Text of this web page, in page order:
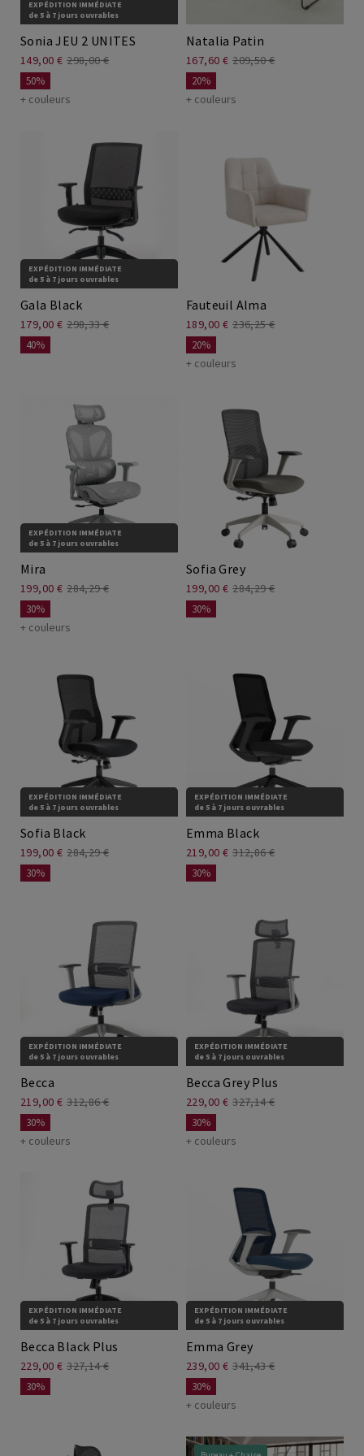
EXPÉDITION IMMÉDIATE
de 5 à 7 jours ouvrables
Sonia JEU 2 UNITES
149,00 € 298,00 €
50%
+ couleurs
Natalia Patin
167,60 € 209,50 €
20%
+ couleurs
EXPÉDITION IMMÉDIATE
de 5 à 7 jours ouvrables
Gala Black
179,00 € 298,33 €
40%
Fauteuil Alma
189,00 € 236,25 €
20%
+ couleurs
EXPÉDITION IMMÉDIATE
de 5 à 7 jours ouvrables
Mira
199,00 € 284,29 €
30%
+ couleurs
Sofia Grey
199,00 € 284,29 €
30%
EXPÉDITION IMMÉDIATE
de 5 à 7 jours ouvrables
Sofia Black
199,00 € 284,29 €
30%
EXPÉDITION IMMÉDIATE
de 5 à 7 jours ouvrables
Emma Black
219,00 € 312,86 €
30%
EXPÉDITION IMMÉDIATE
de 5 à 7 jours ouvrables
Becca
219,00 € 312,86 €
30%
+ couleurs
EXPÉDITION IMMÉDIATE
de 5 à 7 jours ouvrables
Becca Grey Plus
229,00 € 327,14 €
30%
+ couleurs
EXPÉDITION IMMÉDIATE
de 5 à 7 jours ouvrables
Becca Black Plus
229,00 € 327,14 €
30%
EXPÉDITION IMMÉDIATE
de 5 à 7 jours ouvrables
Emma Grey
239,00 € 341,43 €
30%
+ couleurs